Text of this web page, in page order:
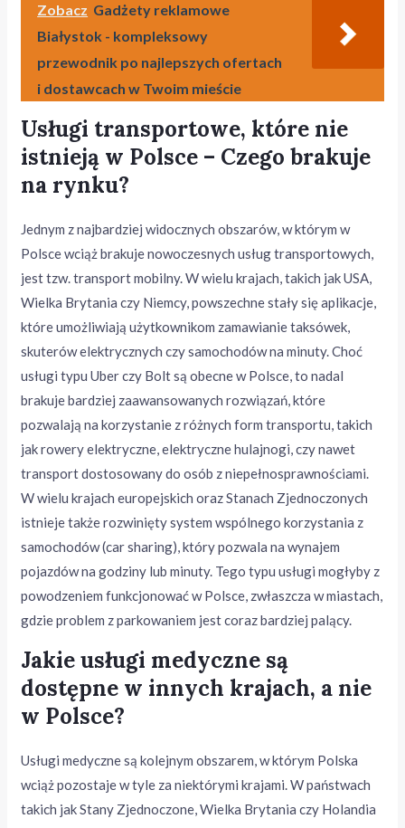
Zobacz Gadżety reklamowe
Białystok - kompleksowy
przewodnik po najlepszych ofertach
i dostawcach w Twoim mieście
Usługi transportowe, które nie
istnieją w Polsce – Czego brakuje
na rynku?
Jednym z najbardziej widocznych obszarów, w którym w
Polsce wciąż brakuje nowoczesnych usług transportowych,
jest tzw. transport mobilny. W wielu krajach, takich jak USA,
Wielka Brytania czy Niemcy, powszechne stały się aplikacje,
które umożliwiają użytkownikom zamawianie taksówek,
skuterów elektrycznych czy samochodów na minuty. Choć
usługi typu Uber czy Bolt są obecne w Polsce, to nadal
brakuje bardziej zaawansowanych rozwiązań, które
pozwalają na korzystanie z różnych form transportu, takich
jak rowery elektryczne, elektryczne hulajnogi, czy nawet
transport dostosowany do osób z niepełnosprawnościami.
W wielu krajach europejskich oraz Stanach Zjednoczonych
istnieje także rozwinięty system wspólnego korzystania z
samochodów (car sharing), który pozwala na wynajem
pojazdów na godziny lub minuty. Tego typu usługi mogłyby z
powodzeniem funkcjonować w Polsce, zwłaszcza w miastach,
gdzie problem z parkowaniem jest coraz bardziej palący.
Jakie usługi medyczne są
dostępne w innych krajach, a nie
w Polsce?
Usługi medyczne są kolejnym obszarem, w którym Polska
wciąż pozostaje w tyle za niektórymi krajami. W państwach
takich jak Stany Zjednoczone, Wielka Brytania czy Holandia